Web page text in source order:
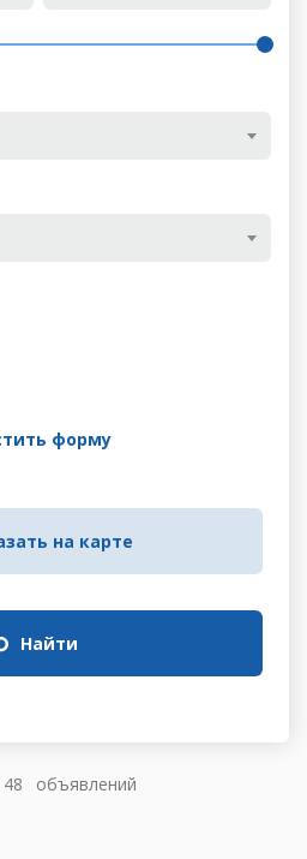
форму
на карте
Найти
48 объявлений